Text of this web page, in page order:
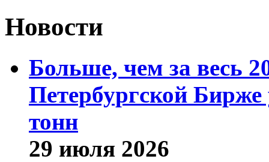
Новости
Больше, чем за весь
Петербургской
тонн
29 июля 2026